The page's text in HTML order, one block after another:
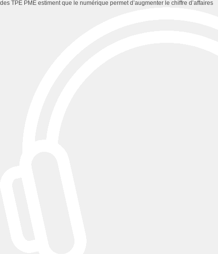
des TPE PME estiment que le numérique permet d’augmenter le chiffre d’affaires